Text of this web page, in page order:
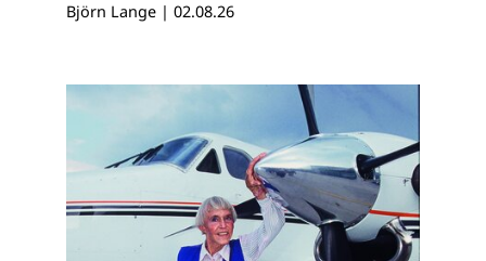
Björn Lange | 02.08.26